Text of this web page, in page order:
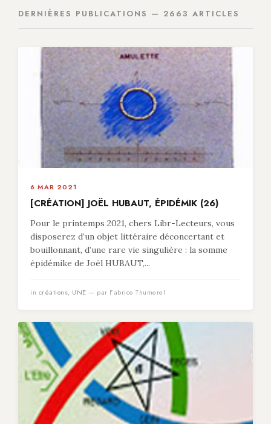
DERNIÈRES PUBLICATIONS — 2663 ARTICLES
6 MAR 2021
[CRÉATION] JOËL HUBAUT, ÉPIDÉMIK (26)
Pour le printemps 2021, chers Libr-Lecteurs, vous
disposerez d’un objet littéraire déconcertant et
bouillonnant, d’une rare vie singulière : la somme
épidémike de Joël HUBAUT,...
in créations, UNE — par Fabrice Thumerel